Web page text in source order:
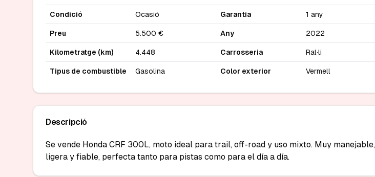
Condició Ocasió Garantia 1 any
Preu 5.500 € Any 2022
Kilometratge (km) 4.448 Carrosseria Ral·li
Tipus de combustible Gasolina Color exterior Vermell
Descripció
Se vende Honda CRF 300L, moto ideal para trail, off-road y uso mixto. Muy manejable,
ligera y fiable, perfecta tanto para pistas como para el día a día.